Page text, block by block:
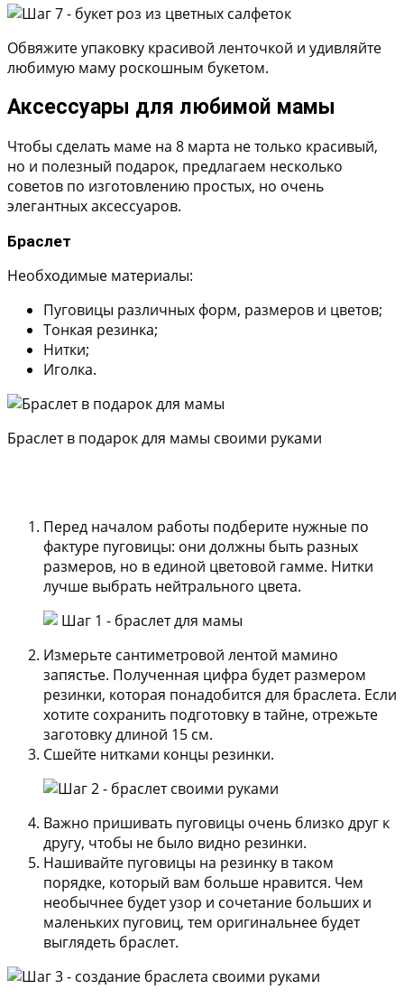
Обвяжите упаковку красивой ленточкой и удивляйте
любимую маму роскошным букетом.
Аксессуары для любимой мамы
Чтобы сделать маме на 8 марта не только красивый,
но и полезный подарок, предлагаем несколько
советов по изготовлению простых, но очень
элегантных аксессуаров.
Браслет
Необходимые материалы:
Пуговицы различных форм, размеров и цветов;
Тонкая резинка;
Нитки;
Иголка.
Браслет в подарок для мамы своими руками
Перед началом работы подберите нужные по
фактуре пуговицы: они должны быть разных
размеров, но в единой цветовой гамме. Нитки
лучше выбрать нейтрального цвета.
Измерьте сантиметровой лентой мамино
запястье. Полученная цифра будет размером
резинки, которая понадобится для браслета. Если
хотите сохранить подготовку в тайне, отрежьте
заготовку длиной 15 см.
Сшейте нитками концы резинки.
Важно пришивать пуговицы очень близко друг к
другу, чтобы не было видно резинки.
Нашивайте пуговицы на резинку в таком
порядке, который вам больше нравится. Чем
необычнее будет узор и сочетание больших и
маленьких пуговиц, тем оригинальнее будет
выглядеть браслет.